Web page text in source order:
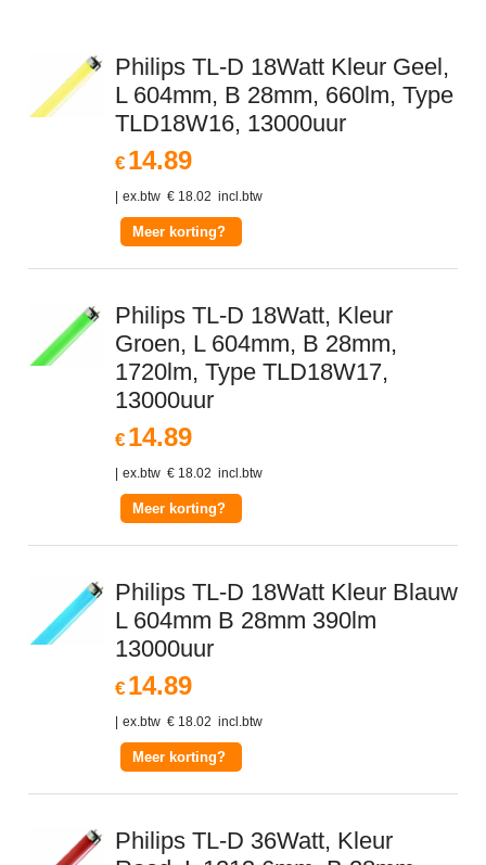
Philips TL-D 18Watt Kleur Geel,
L 604mm, B 28mm, 660lm, Type
TLD18W16, 13000uur
€ 14.89
ex.btw € 18.02 incl.btw
Meer korting?
Philips TL-D 18Watt, Kleur
Groen, L 604mm, B 28mm,
1720lm, Type TLD18W17,
13000uur
€ 14.89
ex.btw € 18.02 incl.btw
Meer korting?
Philips TL-D 18Watt Kleur Blauw
L 604mm B 28mm 390lm
13000uur
€ 14.89
ex.btw € 18.02 incl.btw
Meer korting?
Philips TL-D 36Watt, Kleur